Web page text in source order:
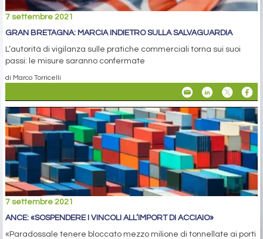
7 settembre 2021
GRAN BRETAGNA: MARCIA INDIETRO SULLA SALVAGUARDIA
L’autorità di vigilanza sulle pratiche commerciali torna sui suoi
passi: le misure saranno confermate
di Marco Torricelli
7 settembre 2021
ANCE: «SOSPENDERE I VINCOLI ALL’IMPORT DI ACCIAIO»
«Paradossale tenere bloccato mezzo milione di tonnellate ai porti